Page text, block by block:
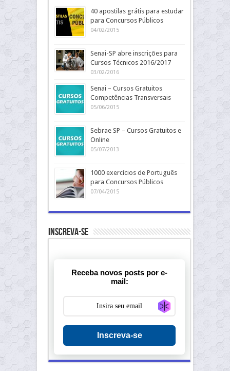
40 apostilas grátis para estudar
para Concursos Públicos
04/02/2015
Senai-SP abre inscrições para
Cursos Técnicos 2016/2017
03/02/2016
Senai – Cursos Gratuitos
Competências Transversais
05/06/2015
Sebrae SP – Cursos Gratuitos e
Online
05/07/2013
1000 exercícios de Português
para Concursos Públicos
07/04/2015
Inscreva-se
Receba novos posts por e-
mail:
Generate new
Inscreva-se